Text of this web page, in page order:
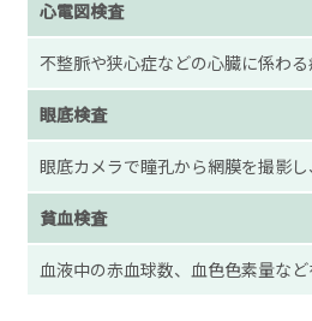
心電図検査
不整脈や狭心症などの心臓に係わ
眼底検査
眼底カメラで瞳孔から網膜を撮影
貧血検査
血液中の赤血球数、血色色素量な